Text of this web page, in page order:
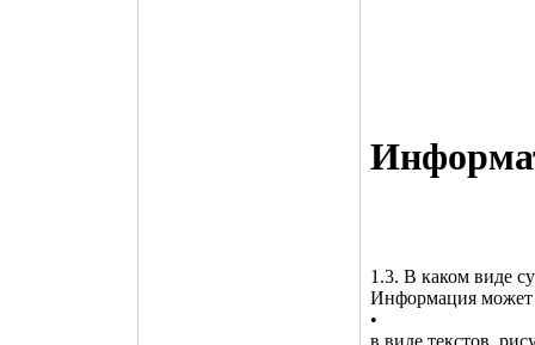
1.3. В каком виде
Информация может
•